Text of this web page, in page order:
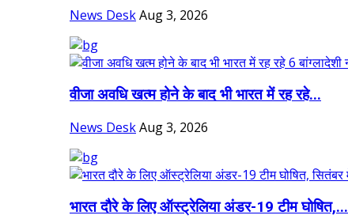
News DeskAug 3, 2026
वीजा अवधि खत्म होने के बाद भी भारत में रह रहे...
News DeskAug 3, 2026
भारत दौरे के लिए ऑस्ट्रेलिया अंडर-19 टीम घोषित,...